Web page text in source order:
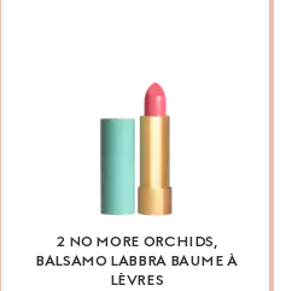
2 NO MORE ORCHIDS,
BALSAMO LABBRA BAUME À
LÈVRES